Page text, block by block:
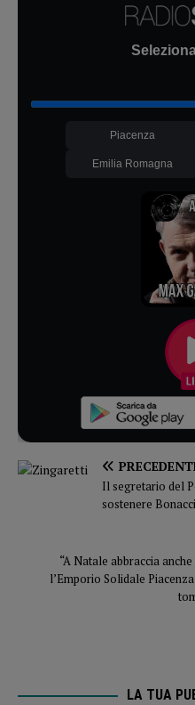
Piacenza
Emilia Romagna
Il segretario del
sostenere
“A Natale abbraccia
l’Emporio Solidale
LA TUA